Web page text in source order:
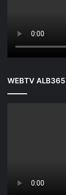
WEBTV ALB365